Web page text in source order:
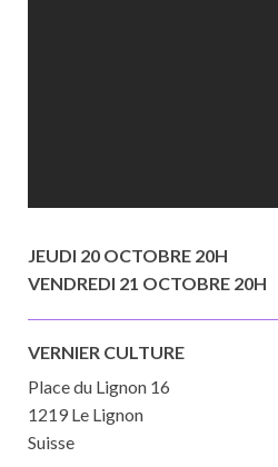
JEUDI 20 OCTOBRE 20H
VENDREDI 21 OCTOBRE 20H
VERNIER CULTURE
Place du Lignon 16
1219 Le Lignon
Suisse